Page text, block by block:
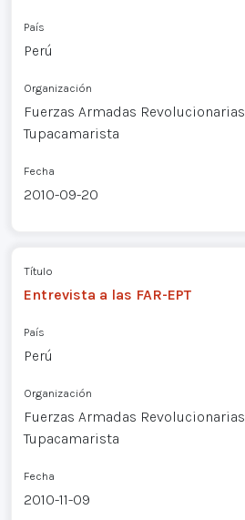
País
Perú
Organización
Fuerzas Armadas
Tupacamarista
Fecha
2010-09-20
Título
Entrevista a las FAR-EPT
País
Perú
Organización
Fuerzas Armadas
Tupacamarista
Fecha
2010-11-09